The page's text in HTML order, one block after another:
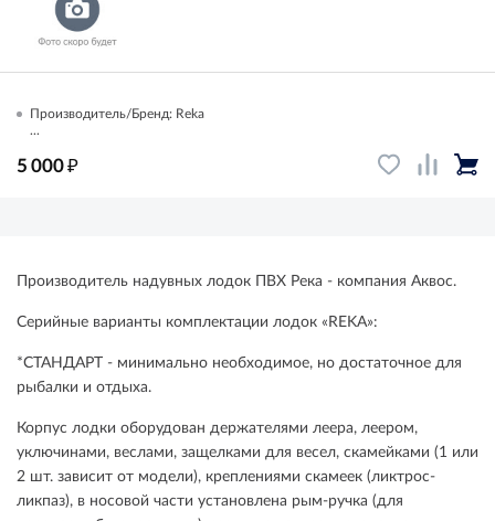
Производитель/Бренд: Reka
...
5 000₽
Производитель надувных лодок ПВХ Река - компания Аквос.
Серийные варианты комплектации лодок «RЕKA»:
*СТАНДАРТ - минимально необходимое, но достаточное для
рыбалки и отдыха.
Корпус лодки оборудован держателями леера, леером,
уключинами, веслами, защелками для весел, скамейками (1 или
2 шт. зависит от модели), креплениями скамеек (ликтрос-
ликпаз), в носовой части установлена рым-ручка (для